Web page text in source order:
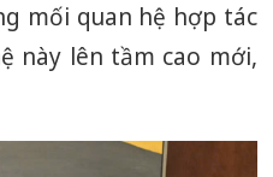
mối quan hệ hợp tác
này lên tầm cao mới,